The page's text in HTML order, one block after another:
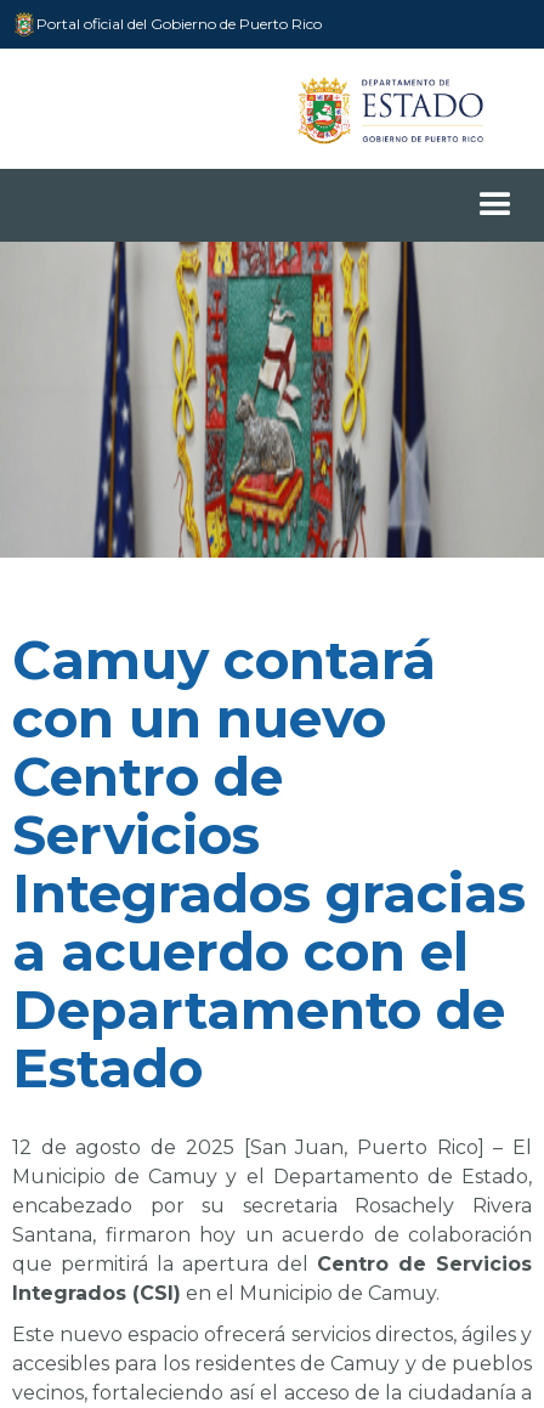
Portal oficial del Gobierno de Puerto Rico
Camuy contará
con un nuevo
Centro de
Servicios
Integrados gracias
a acuerdo con el
Departamento de
Estado
12 de agosto de 2025 [San Juan, Puerto Rico] – El
Municipio de Camuy y el Departamento de Estado,
encabezado por su secretaria Rosachely Rivera
Santana, firmaron hoy un acuerdo de colaboración
que permitirá la apertura del Centro de Servicios
Integrados (CSI) en el Municipio de Camuy.
Este nuevo espacio ofrecerá servicios directos, ágiles y
accesibles para los residentes de Camuy y de pueblos
vecinos, fortaleciendo así el acceso de la ciudadanía a